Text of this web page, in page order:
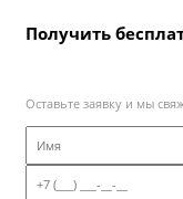
Получить
Оставьте заявку и мы